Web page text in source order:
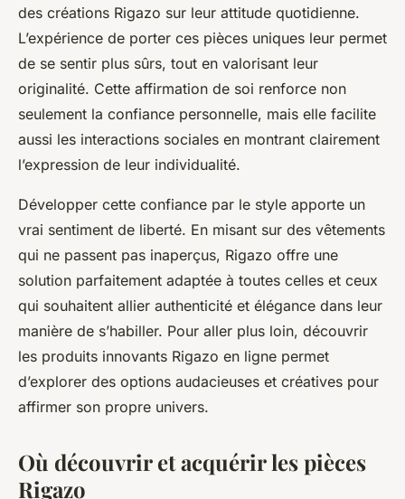
des créations Rigazo sur leur attitude quotidienne.
L’expérience de porter ces pièces uniques leur permet
de se sentir plus sûrs, tout en valorisant leur
originalité. Cette affirmation de soi renforce non
seulement la confiance personnelle, mais elle facilite
aussi les interactions sociales en montrant clairement
l’expression de leur individualité.
Développer cette confiance par le style apporte un
vrai sentiment de liberté. En misant sur des vêtements
qui ne passent pas inaperçus, Rigazo offre une
solution parfaitement adaptée à toutes celles et ceux
qui souhaitent allier authenticité et élégance dans leur
manière de s’habiller. Pour aller plus loin, découvrir
les produits innovants Rigazo en ligne permet
d’explorer des options audacieuses et créatives pour
affirmer son propre univers.
Où découvrir et acquérir les pièces
Rigazo